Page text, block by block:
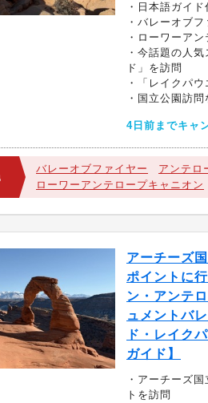
・日本語ガイ
・バレーオブ
・ローワーア
・今話題の人
ド」を訪問
・「レイクパ
・国立公園訪
4日前までキャ
バレーオブファイヤー アンテロ
ローワーアンテロープキャニオン
アーチーズ
ポイントに
ン・アンテ
ュメントバ
ド・レイク
ガイド】
・アーチーズ
トを訪問